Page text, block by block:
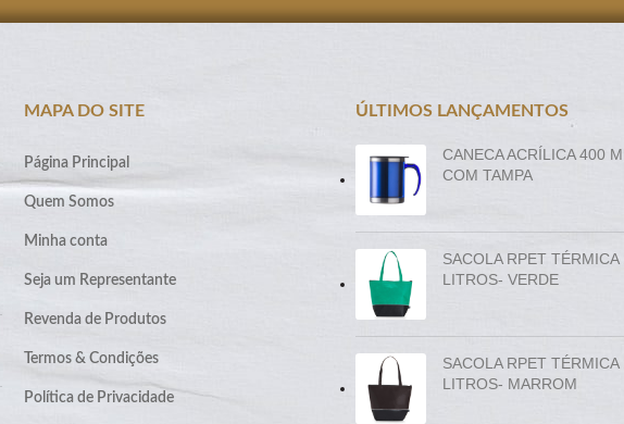
MAPA DO SITE
Página Principal
Quem Somos
Minha conta
Seja um Representante
Revenda de Produtos
Termos & Condições
Política de Privacidade
ÚLTIMOS LANÇAMENTOS
CANECA ACRÍLICA 400
COM TAMPA
SACOLA RPET TÉRMICA
LITROS- VERDE
SACOLA RPET TÉRMICA
LITROS- MARROM